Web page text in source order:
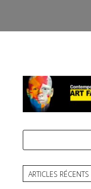
ARTICLES RÉCENTS